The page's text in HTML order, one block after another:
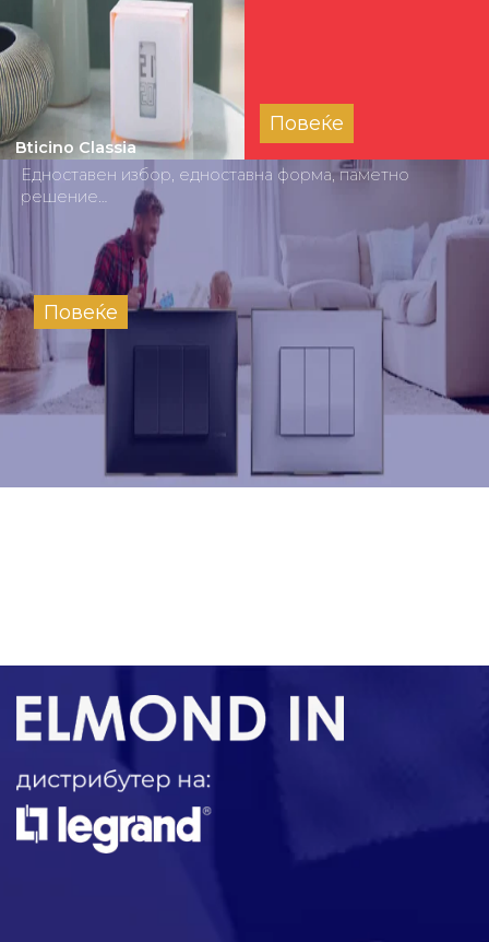
Повеќе
Bticino Classia
Едноставен избор, едноставна форма, паметно
решение…
Повеќе